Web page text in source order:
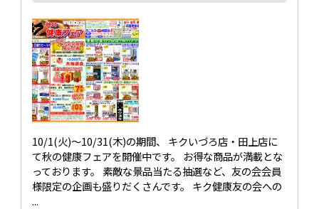
10/1(火)～10/31(木)の期間、 キクいづろ店・田上店に
て秋の健康フェアを開催中です。 お得な商品が満載とな
っております。 素敵な景品当たる抽選など、友の会会員
様限定の企画も盛りだくさんです。 キク健康友の会への
...